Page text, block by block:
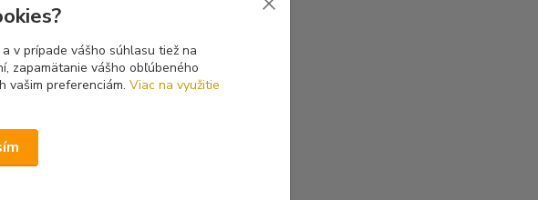
v prípade vášho súhlasu tiež na
zapamätanie vášho obľúbeného
vašim preferenciám. Viac na využitie